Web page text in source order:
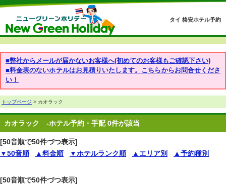
タイ 格安ホテル予約
■弊社からメールが届かないお客様へ(初めてのお客様もご確認下さい)
■料金表のないホテルはお見積りいたします。こちらからお問合せくださ
い！
トップページ > カオラック
カオラック -ホテル予約・手配 0件が該当
[50音順で50件づつ表示]
▼50音順
▲料金順 ▼ホテルランク順 ▲エリア別 ▲予約種別
[50音順で50件づつ表示]